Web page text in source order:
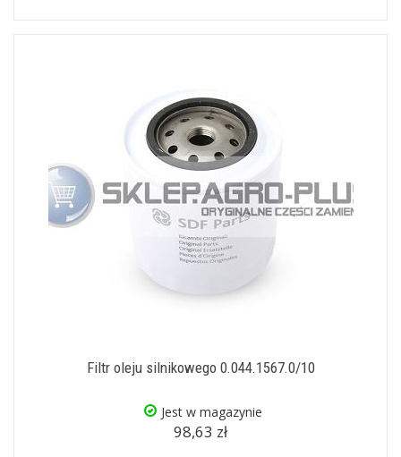
Filtr oleju silnikowego 0.044.1567.0/10
Jest w magazynie
98,63 zł